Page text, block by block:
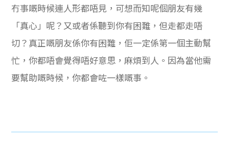
冇事嘅時候連人形都唔見，可想而知呢個朋友有幾
「真心」呢？又或者係聽到你有困難，但走都走唔
切？真正嘅朋友係你有困難，佢一定係第一個主動幫
忙，你都唔會覺得唔好意思，麻煩到人。因為當他需
要幫助嘅時候，你都會咗一樣嘅事。